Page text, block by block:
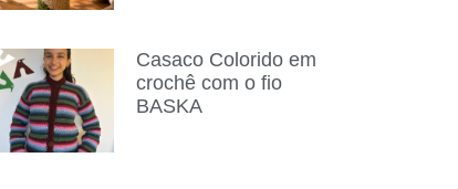
Casaco Colorido em
crochê com o fio
BASKA